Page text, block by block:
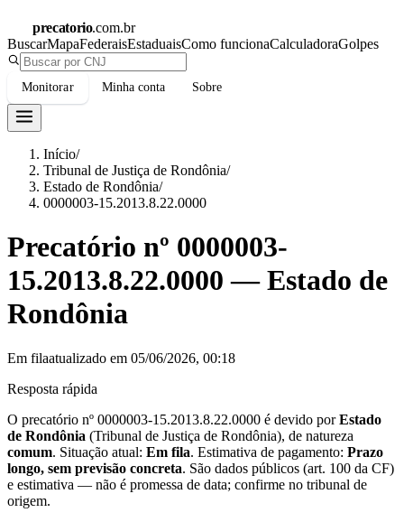
precatorio.com.br
BuscarMapaFederaisEstaduaisComo funcionaCalculadoraGolpes
Monitorar Minha conta Sobre
Início/
Tribunal de Justiça de Rondônia/
Estado de Rondônia/
0000003-15.2013.8.22.0000
Precatório nº 0000003-
15.2013.8.22.0000 —Estado de
Rondônia
Em filaatualizado em 05/06/2026, 00:18
Resposta rápida
O precatório nº 0000003-15.2013.8.22.0000 é devido porEstado
de Rondônia (Tribunal de Justiça de Rondônia), de natureza
comum. Situação atual: Em fila. Estimativa de pagamento: Prazo
longo, sem previsão concreta. São dados públicos (art. 100 da CF)
e estimativa — não é promessa de data; confirme no tribunal de
origem.